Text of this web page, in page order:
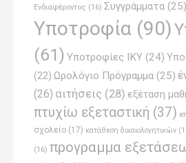
Ενδιαφέροντος (16) Συγγράμματα (25)
Υποτροφία (90)
(61) Υποτροφίες ΙΚΥ (24)
(22) Ωρολόγιο Πρόγραμμα (25)
(26) αιτήσεις (28) εξέταση
πτυχίω εξεταστική (37)
σχολείο (17) κατάθεση δικαιολογητικών
(16) προγραμμα